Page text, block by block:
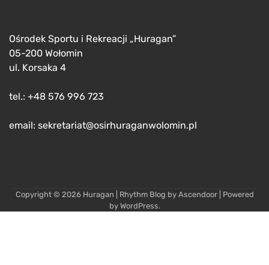
Ośrodek Sportu i Rekreacji „Huragan”
05-200 Wołomin
ul. Korsaka 4
tel.: +48 576 996 723
email: sekretariat@osirhuraganwolomin.pl
Copyright © 2026 Huragan | Rhythm Blog by Ascendoor| Powered
by WordPress.